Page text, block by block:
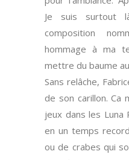
Je suis surtout
composition
hommage à ma
mettre du baume
Sans relâche,
de son carillon. Ca
jeux dans les Luna
en un temps
ou de crabes qui